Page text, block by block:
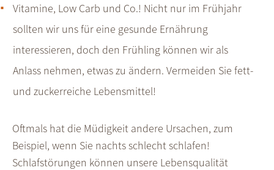
Vitamine, Low Carb und Co.! Nicht nur im Frühjahr
sollten wir uns für eine gesunde Ernährung
interessieren, doch den Frühling können wir als
Anlass nehmen, etwas zu ändern. Vermeiden Sie fett-
und zuckerreiche Lebensmittel!
Oftmals hat die Müdigkeit andere Ursachen, zum
Beispiel, wenn Sie nachts schlecht schlafen!
Schlafstörungen können unsere Lebensqualität